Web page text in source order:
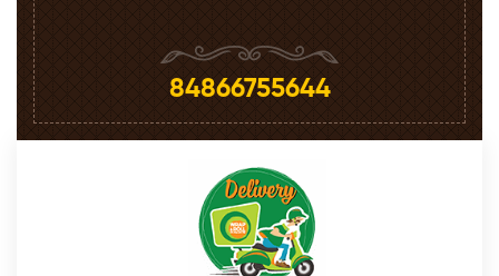
84866755644